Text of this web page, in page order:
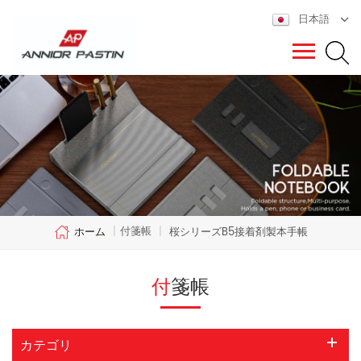
日本語
ホーム | 付箋帳 | 桜シリーズB5接着剤製本手帳
付箋帳
カテゴリ